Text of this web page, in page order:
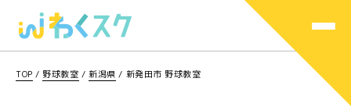
TOP / 野球教室 /新潟県 / 新発田市 野球教室